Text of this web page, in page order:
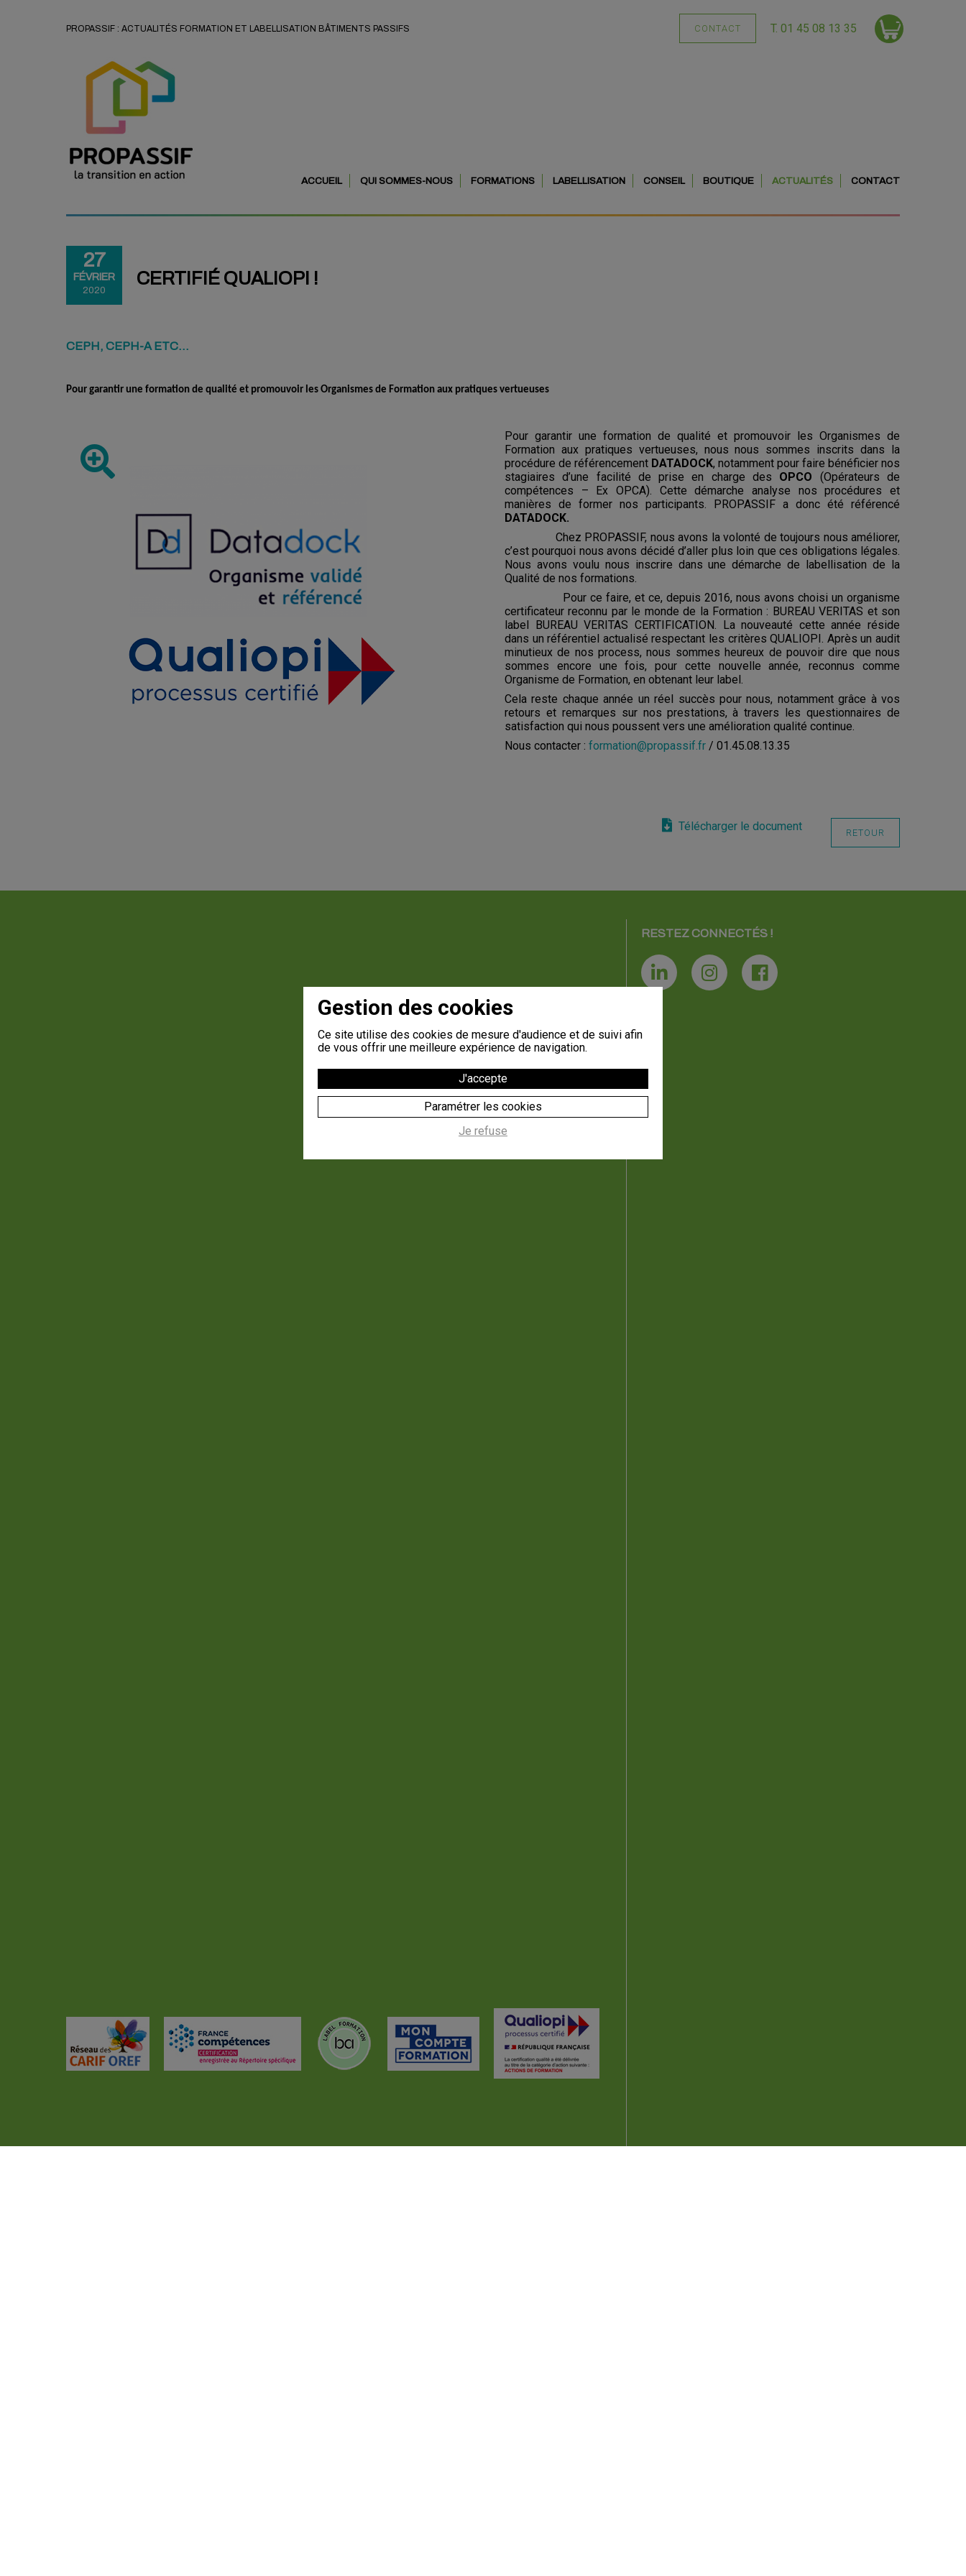
PROPASSIF : ACTUALITÉS FORMATION ET LABELLISATION BÂTIMENTS PASSIFS CONTACT T. 01 45 08 13 35
ACCUEIL QUI SOMMES-NOUS FORMATIONS LABELLISATION CONSEIL BOUTIQUE ACTUALITÉS CONTACT
27
FÉVRIER
2020
CERTIFIÉ QUALIOPI !
CEPH, CEPH-A ETC...
Pour garantir une formation de qualité et promouvoir les Organismes de Formation aux pratiques vertueuses
Pour garantir une formation de qualité et promouvoir les Organismes de
Formation aux pratiques vertueuses, nous nous sommes inscrits dans la
procédure de référencement DATADOCK, notamment pour faire bénéficier nos
stagiaires d’une facilité de prise en charge des OPCO (Opérateurs de
compétences – Ex OPCA). Cette démarche analyse nos procédures et
manières de former nos participants. PROPASSIF a donc été référencé
DATADOCK.
Chez PROPASSIF, nous avons la volonté de toujours nous améliorer,
c’est pourquoi nous avons décidé d’aller plus loin que ces obligations légales.
Nous avons voulu nous inscrire dans une démarche de labellisation de la
Qualité de nos formations.
Pour ce faire, et ce, depuis 2016, nous avons choisi un organisme
certificateur reconnu par le monde de la Formation : BUREAU VERITAS et son
label BUREAU VERITAS CERTIFICATION. La nouveauté cette année réside
dans un référentiel actualisé respectant les critères QUALIOPI. Après un audit
minutieux de nos process, nous sommes heureux de pouvoir dire que nous
sommes encore une fois, pour cette nouvelle année, reconnus comme
Organisme de Formation, en obtenant leur label.
Cela reste chaque année un réel succès pour nous, notamment grâce à vos
retours et remarques sur nos prestations, à travers les questionnaires de
satisfaction qui nous poussent vers une amélioration qualité continue.
Nous contacter : formation@propassif.fr / 01.45.08.13.35
Télécharger le document RETOUR
RESTEZ CONNECTÉS !
Gestion des cookies
Ce site utilise des cookies de mesure d'audience et de suivi afin
de vous offrir une meilleure expérience de navigation.
J'accepte
Paramétrer les cookies
Je refuse